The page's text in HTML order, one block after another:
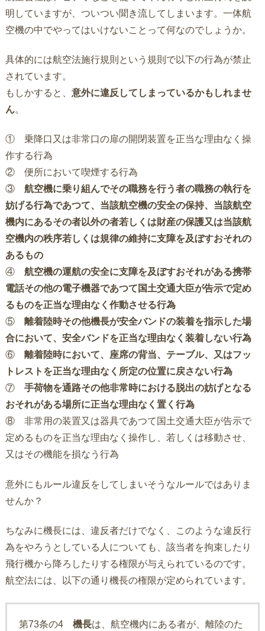
明していますが、ついつい聞き流してしまいます。一体航
空機の中でやってはいけないことって何なのでしょうか。
具体的には航空法施行規則という規則で以下の行為が禁止
されています。
もしかすると、 意外に違反してしまっているかもしれませ
ん。
① 乗降口又は非常口の扉の開閉装置を正当な理由なく操
作する行為
② 便所において喫煙する行為
③ 航空機に乗り組んでその職務を行う者の職務の執行を
妨げる行為であつて、当該航空機の安全の保持、当該航空
機内にあるその者以外の者若しくは財産の保護又は当該航
空機内の秩序若しくは規律の維持に支障を及ぼすおそれの
あるもの
④ 航空機の運航の安全に支障を及ぼすおそれがある携帯
電話その他の電子機器であつて国土交通大臣が告示で定め
るものを正当な理由なく作動させる行為
⑤ 離着陸時その他機長が安全バンドの装着を指示した場
合において、安全バンドを正当な理由なく装着しない行為
⑥ 離着陸時において、座席の背当、テーブル、又はフッ
トレストを正当な理由なく所定の位置に戻さない行為
⑦ 手荷物を通路その他非常時における脱出の妨げとなる
おそれがある場所に正当な理由なく置く行為
⑧ 非常用の装置又は器具であつて国土交通大臣が告示で
定めるものを正当な理由なく操作し、若しくは移動させ、
又はその機能を損なう行為
意外にもルール違反をしてしまいそうなルールではありま
せんか？
ちなみに機長には、違反者だけでなく、このような違反行
為をやろうとしている人についても、該当者を拘束したり
飛行機から降ろしたりする権限が与えられているのです。
航空法には、以下の通り機長の権限が定められています。
第73条の4 機長は、航空機内にある者が、離陸のた